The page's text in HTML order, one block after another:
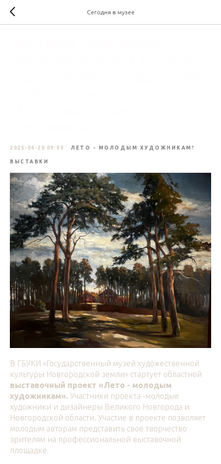
Сегодня в музее
2025-06-20 09:00 ЛЕТО - МОЛОДЫМ ХУДОЖНИКАМ!
ВЫСТАВКИ
В ГБУКИ «Государственный музей художественной
культуры Новгородской земли» стартует областной
выставочный проект «Лето - молодым
художникам». Участники проекта -молодые
художники и дизайнеры Великого Новгорода и
Новгородской области. Участие в проекте позволяет
молодым авторам представить свое творчество
зрителям на профессиональной выставочной
площадке.